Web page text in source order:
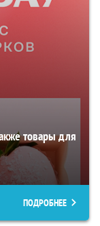
товары для
ПОДРОБНЕЕ